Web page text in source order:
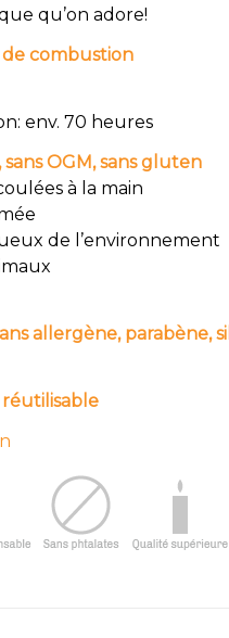
qu’on adore!
combustion
env. 70 heures
OGM, sans gluten
à la main
de l’environnement
allergène, parabène,